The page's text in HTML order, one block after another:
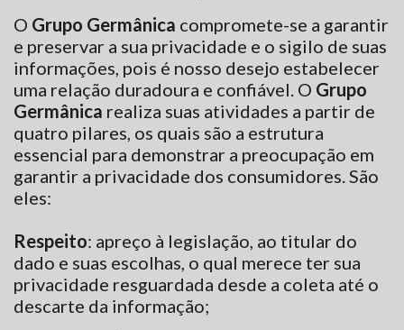
O Grupo Germânica compromete-se a garantir
e preservar a sua privacidade e o sigilo de suas
informações, pois é nosso desejo estabelecer
uma relação duradoura e confiável. O Grupo
Germânica realiza suas atividades a partir de
quatro pilares, os quais são a estrutura
essencial para demonstrar a preocupação em
garantir a privacidade dos consumidores. São
eles:
Respeito: apreço à legislação, ao titular do
dado e suas escolhas, o qual merece ter sua
privacidade resguardada desde a coleta até o
descarte da informação;